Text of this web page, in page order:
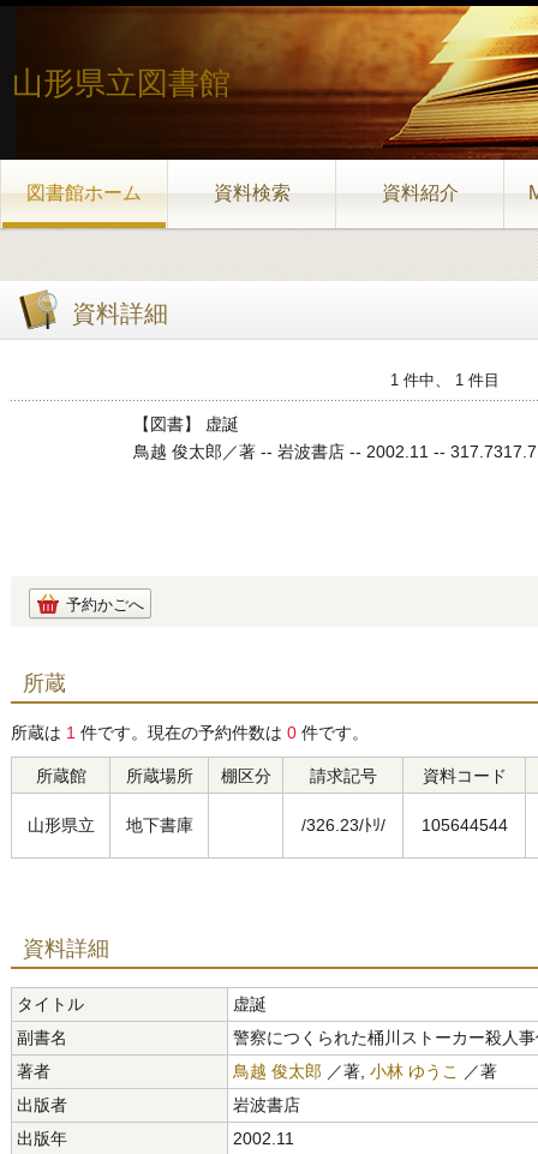
山形県立図書館
図書館ホーム 資料検索 資料紹介
資料詳細
1 件中、 1 件目
【図書】 虚誕
鳥越 俊太郎／著 -- 岩波書店 -- 2002.11 --
予約かごへ
所蔵
所蔵は 1 件です。現在の予約件数は 0 件です。
所蔵館 所蔵場所 棚区分 請求記号 資料コード
山形県立 地下書庫 /326.23/ﾄﾘ/ 105644544
資料詳細
タイトル
虚誕
副書名
警察につくられた桶川ストーカー殺人
著者
鳥越 俊太郎 ／著, 小林 ゆうこ
／著
出版者
岩波書店
出版年
2002.11